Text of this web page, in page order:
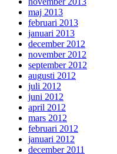
maj 2013
februari 2013
januari 2013
december 2012
november 2012
september 2012
augusti 2012
juli 2012
juni 2012
april 2012
mars 2012
februari 2012
januari 2012
december 2011